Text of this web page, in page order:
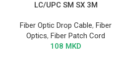
LC/UPC SM SX 3M
Fiber Optic Drop Cable, Fiber
Optics, Fiber Patch Cord
108 MKD